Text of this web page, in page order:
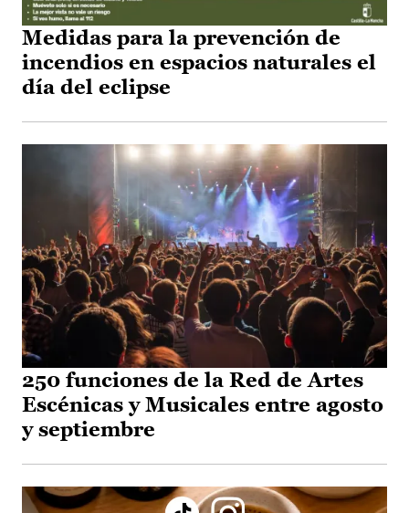
Medidas para la prevención de
incendios en espacios naturales el
día del eclipse
250 funciones de la Red de Artes
Escénicas y Musicales entre agosto
y septiembre